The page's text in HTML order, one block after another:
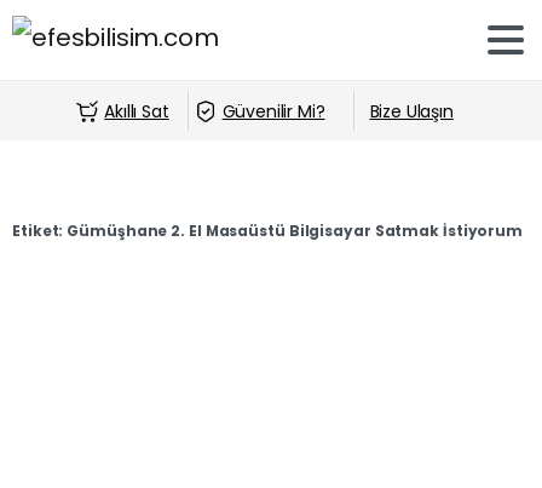
Akıllı Sat Güvenilir Mi? Bize Ulaşın
Etiket: Gümüşhane 2. El Masaüstü Bilgisayar Satmak İstiyorum